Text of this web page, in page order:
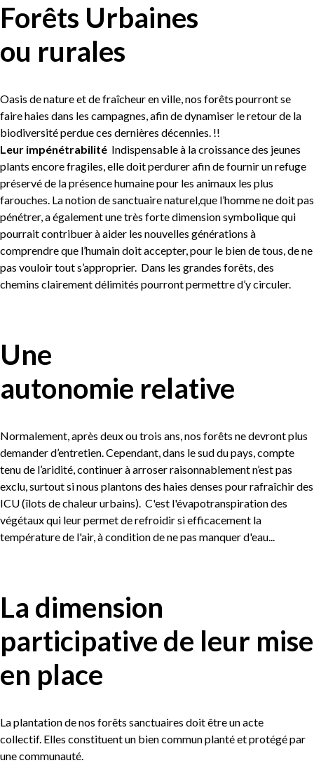
Forêts Urbaines
ou rurales
Oasis de nature et de fraîcheur en ville, nos forêts pourront se
faire haies dans les campagnes, afin de dynamiser le retour de la
biodiversité perdue ces dernières décennies. !!
Leur impénétrabilité Indispensable à la croissance des jeunes
plants encore fragiles, elle doit perdurer afin de fournir un refuge
préservé de la présence humaine pour les animaux les plus
farouches. La notion de sanctuaire naturel,que l’homme ne doit pas
pénétrer, a également une très forte dimension symbolique qui
pourrait contribuer à aider les nouvelles générations à
comprendre que l’humain doit accepter, pour le bien de tous, de ne
pas vouloir tout s’approprier. Dans les grandes forêts, des
chemins clairement délimités pourront permettre d’y circuler.
Une
autonomie relative
Normalement, après deux ou trois ans, nos forêts ne devront plus
demander d’entretien. Cependant, dans le sud du pays, compte
tenu de l’aridité, continuer à arroser raisonnablement n’est pas
exclu, surtout si nous plantons des haies denses pour rafraîchir des
ICU (îlots de chaleur urbains). C'est l'évapotranspiration des
végétaux qui leur permet de refroidir si efficacement la
température de l'air, à condition de ne pas manquer d'eau...
La dimension
participative de leur mise
en place
La plantation de nos forêts sanctuaires doit être un acte
collectif. Elles constituent un bien commun planté et protégé par
une communauté.